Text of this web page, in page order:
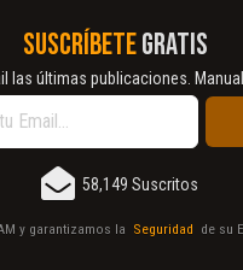
SUSCRÍBETEGRATIS
las últimas publicaciones.
58,149 Suscritos
y garantizamos la Seguridad de su